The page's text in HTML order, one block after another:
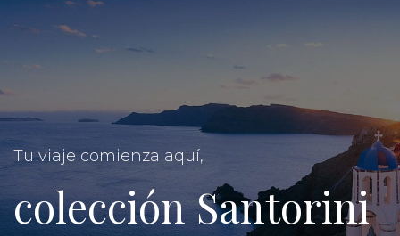
Tu viaje comienza aquí,
colección Santorini